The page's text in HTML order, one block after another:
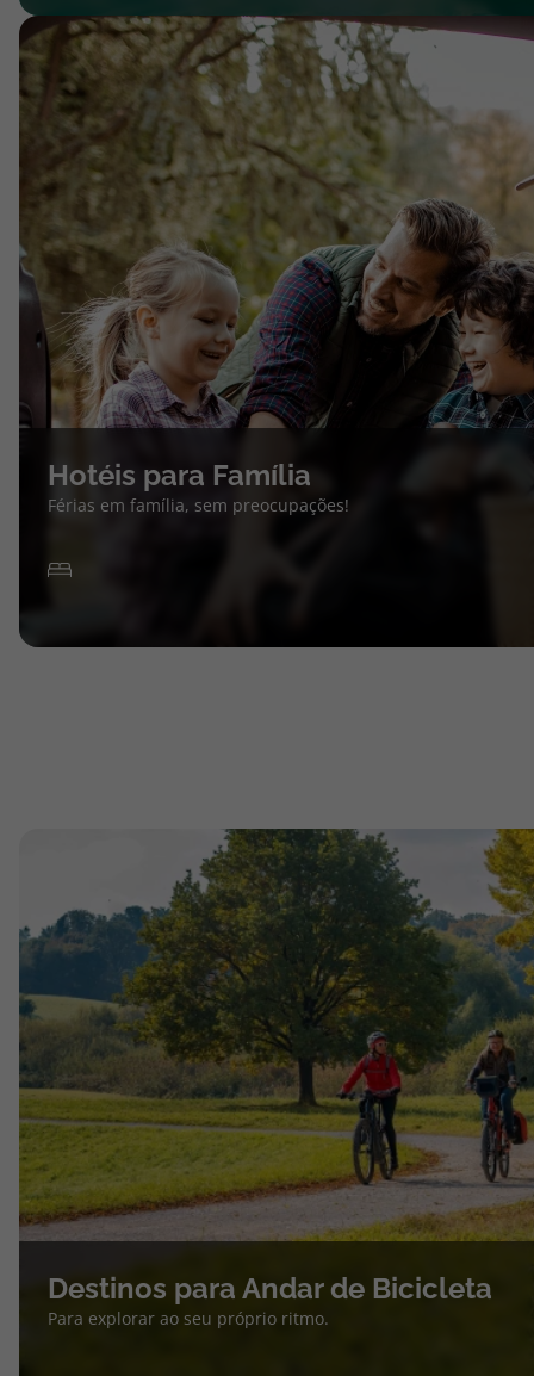
Hotéis para Família
Férias em família, sem preocupações!
Destinos para Andar de Bicicleta
Para explorar ao seu próprio ritmo.